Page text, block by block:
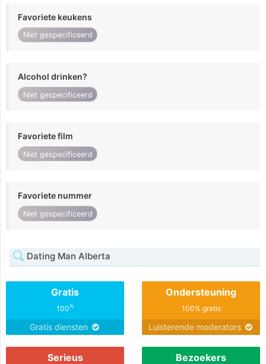
Favoriete keukens
Niet gespecificeerd
Alcohol drinken?
Niet gespecificeerd
Favoriete film
Niet gespecificeerd
Favoriete nummer
Niet gespecificeerd
Dating Man Alberta
Gratis
100%
Gratis diensten
Ondersteuning
100% gratis
Luisterende moderators
Serieus Bezoekers